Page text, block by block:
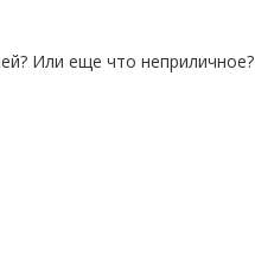
Или еще что неприличное?